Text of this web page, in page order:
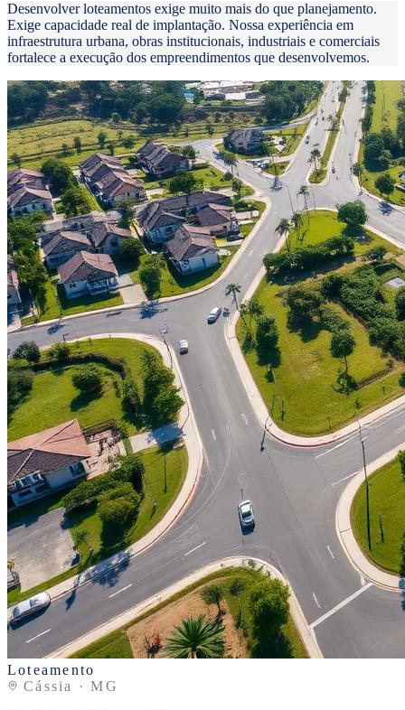
Desenvolver loteamentos exige muito mais do que planejamento.
Exige capacidade real de implantação. Nossa experiência em
infraestrutura urbana, obras institucionais, industriais e comerciais
fortalece a execução dos empreendimentos que desenvolvemos.
Loteamento
Cássia · MG